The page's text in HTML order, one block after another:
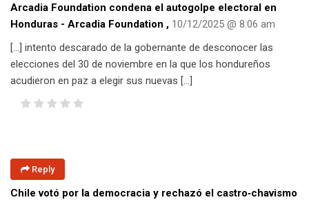
Arcadia Foundation condena el autogolpe electoral en
Honduras - Arcadia Foundation , 10/12/2025 @ 8:06 am
[…] intento descarado de la gobernante de desconocer las
elecciones del 30 de noviembre en la que los hondureños
acudieron en paz a elegir sus nuevas […]
Reply
Chile votó por la democracia y rechazó el castro‑chavismo